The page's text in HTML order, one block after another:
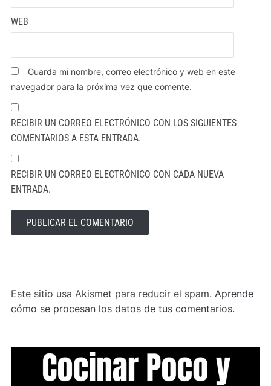
WEB
Guarda mi nombre, correo electrónico y web en este
navegador para la próxima vez que comente.
RECIBIR UN CORREO ELECTRÓNICO CON LOS SIGUIENTES
COMENTARIOS A ESTA ENTRADA.
RECIBIR UN CORREO ELECTRÓNICO CON CADA NUEVA
ENTRADA.
Este sitio usa Akismet para reducir el spam. Aprende
cómo se procesan los datos de tus comentarios.